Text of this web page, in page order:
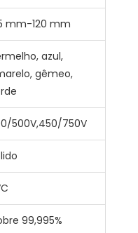
mm-120 mm
azul,
gêmeo,
500V,450/750V
99,995%